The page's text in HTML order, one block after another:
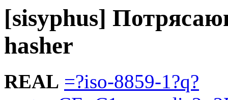
[sisyphus]
hasher
REAL =?iso-8859-1?q?